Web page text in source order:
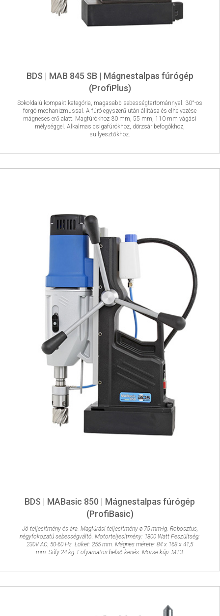
BDS | MAB 845 SB | Mágnestalpas fúrógép
(ProfiPlus)
Sokoldalú kompakt kategória, magasabb sebességtartománnyal. 30°-os
forgó mechanizmussal. A fúró egyszerű után állítása és elhelyezése
mágneses erő alatt. Magfúrókhoz 30 mm, 55 mm, 110 mm vágási
mélységgel. Alkalmas csigafúrókhoz, dörzsár befogókhoz,
süllyesztőkhöz.
BDS | MABasic 850 | Mágnestalpas fúrógép
(ProfiBasic)
Jó teljesítmény és ára. Magfúrási teljesítmény ø 75 mm-ig. Robosztus,
négyfokozatú sebességváltó. Motorteljesítmény: 1800 Watt Feszültség:
230V AC, 50-60 Hz. Löket: 255 mm. Mágnes mérete: 84 x 168 x 41,5
mm. Súly 24 kg. Folyamatos belső kenés. Morse kúp: MT3.